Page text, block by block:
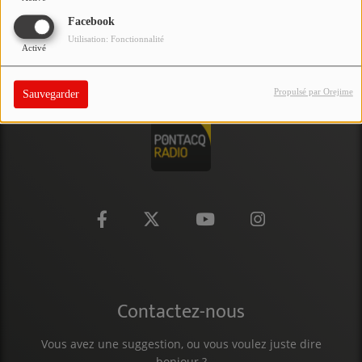
Facebook
Activé
Utilisation: Fonctionnalité
Sauvegarder Propulsé par Orejime
PARTICIPEZ
JEUX CONCOURS
RECRUTEMENT
VENEZ DANS LE PUBLIC !
Contactez-nous
Vous avez une suggestion, ou vous voulez juste dire